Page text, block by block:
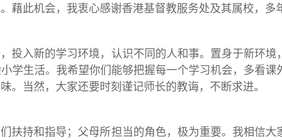
藉此机会，我衷心感谢香港基督教服务处及其属校，多
入新的学习环境，认识不同的人和事。置身于新环境
学生活。我希望你们能够把握每一个学习机会，多看课
。当然，大家还要时刻谨记师长的教诲，不断求进。
持和指导；父母所担当的角色，极为重要。我相信大